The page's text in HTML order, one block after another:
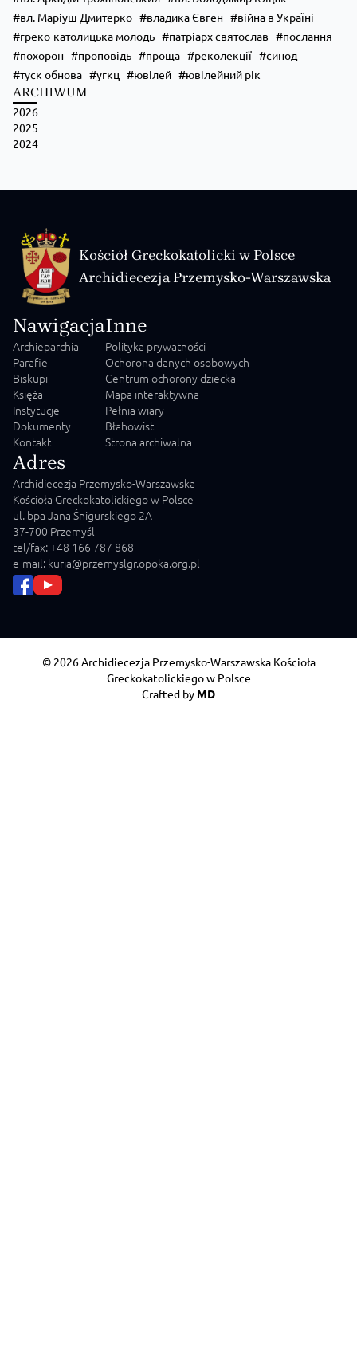
🧠 інтелектуальна гра;
🤝 ...Zobacz więcej
вл. Маріуш Дмитерко
владика Євген
війна в Україні
греко-католицька молодь
патріарх святослав
послання
похорон
проповідь проща реколекції
синод
туск обнова
угкц ювілей ювілейний рік
ARCHIWUM
2026
2025
2024
Kościół Greckokatolicki w Polsce
Archidiecezja Przemysko-Warszawska
Nawigacja
Archieparchia
Parafie
Biskupi
Księża
Instytucje
Dokumenty
Kontakt
Inne
Polityka prywatności
Ochorona danych osobowych
Centrum ochorony dziecka
Mapa interaktywna
Pełnia wiary
Błahowist
Strona archiwalna
Adres
Archidiecezja Przemysko-Warszawska
Kościoła Greckokatolickiego w Polsce
ul. bpa Jana Śnigurskiego 2A
37-700 Przemyśl
tel/fax: +48 166 787 868
e-mail: kuria@przemyslgr.opoka.org.pl
© 2026 Archidiecezja Przemysko-Warszawska Kościoła
Greckokatolickiego w Polsce
Crafted by MD